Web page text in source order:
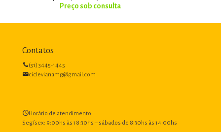
Contatos
(31) 3445-1445
ciclevianamg@gmail.com
Horário de atendimento:
Seg/sex: 9:00hs às 18:30hs – sábados de 8:30hs às 14:00hs